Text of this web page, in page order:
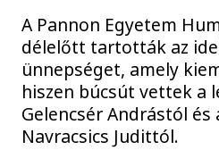
A Pannon Egyetem
délelőtt tartották az
ünnepséget, amely
hiszen búcsút vettek a
Gelencsér Andrástól
Navracsics Judittól.